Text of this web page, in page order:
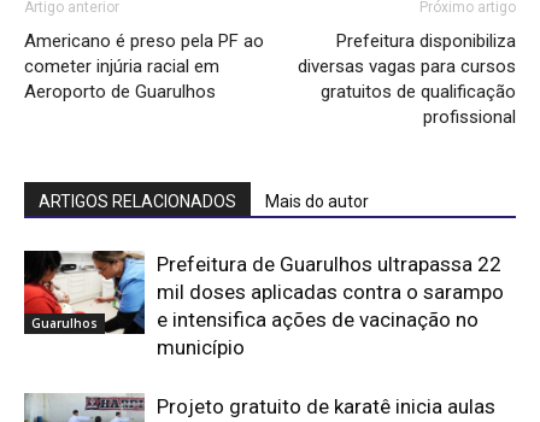
Artigo anterior
Americano é preso pela PF ao
cometer injúria racial em
Aeroporto de Guarulhos
Próximo artigo
Prefeitura disponibiliza
diversas vagas para cursos
gratuitos de qualificação
profissional
ARTIGOS RELACIONADOS Mais do autor
Guarulhos
Prefeitura de Guarulhos ultrapassa 22
mil doses aplicadas contra o sarampo
e intensifica ações de vacinação no
município
Projeto gratuito de karatê inicia aulas